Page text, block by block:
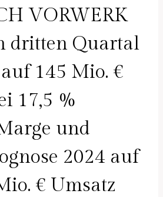
VORWERK
dritten Quartal
145 Mio. €
17,5 %
und
2024 auf
€ Umsatz